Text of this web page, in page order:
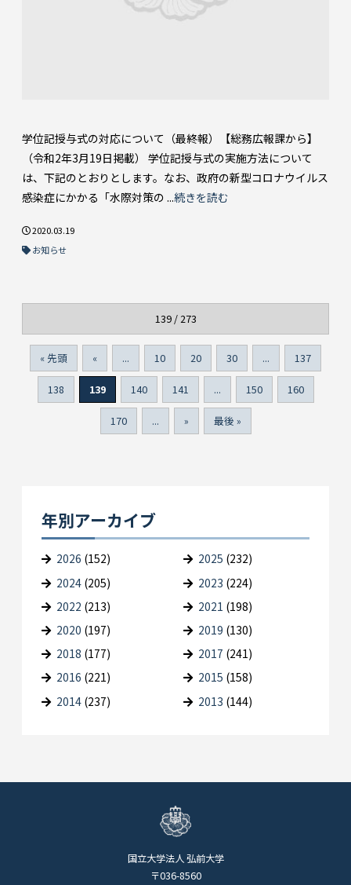
学位記授与式の対応について（最終報）【総務広報課から】
（令和2年3月19日掲載） 学位記授与式の実施方法について
は、下記のとおりとします。なお、政府の新型コロナウイルス
感染症にかかる「水際対策の ...続きを読む
2020.03.19
お知らせ
139 / 273
« 先頭 « ... 10 20 30 ... 137
138 139 140 141 ... 150 160
170 ... » 最後 »
年別アーカイブ
2026 (152) 2025 (232)
2024 (205) 2023 (224)
2022 (213) 2021 (198)
2020 (197) 2019 (130)
2018 (177) 2017 (241)
2016 (221) 2015 (158)
2014 (237) 2013 (144)
国立大学法人 弘前大学
〒036-8560